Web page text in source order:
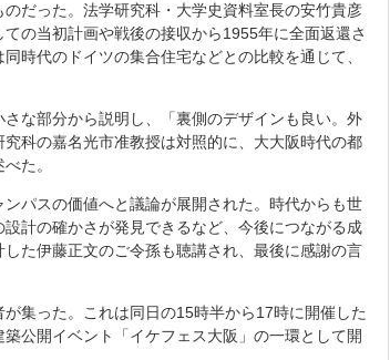
だった。法学研究科・大学史資料室長の安竹貴彦
の当初計画や戦後の接収から1955年に全面返還さ
時代のドイツの集合住宅などとの比較を通じて、
な部分から説明し、「裏側のデザインも良い。外
科の嘉名光市准教授は対照的に、大大阪時代の都
た。
パスの価値へと議論が展開された。時代からも世
計の確かさが発見できるなど、今後につながる成
た伊藤正文のご令孫も聴講され、最後に感謝の言
集った。これは同日の15時半から17時に開催した
公開イベント「イケフェス大阪」の一環として開